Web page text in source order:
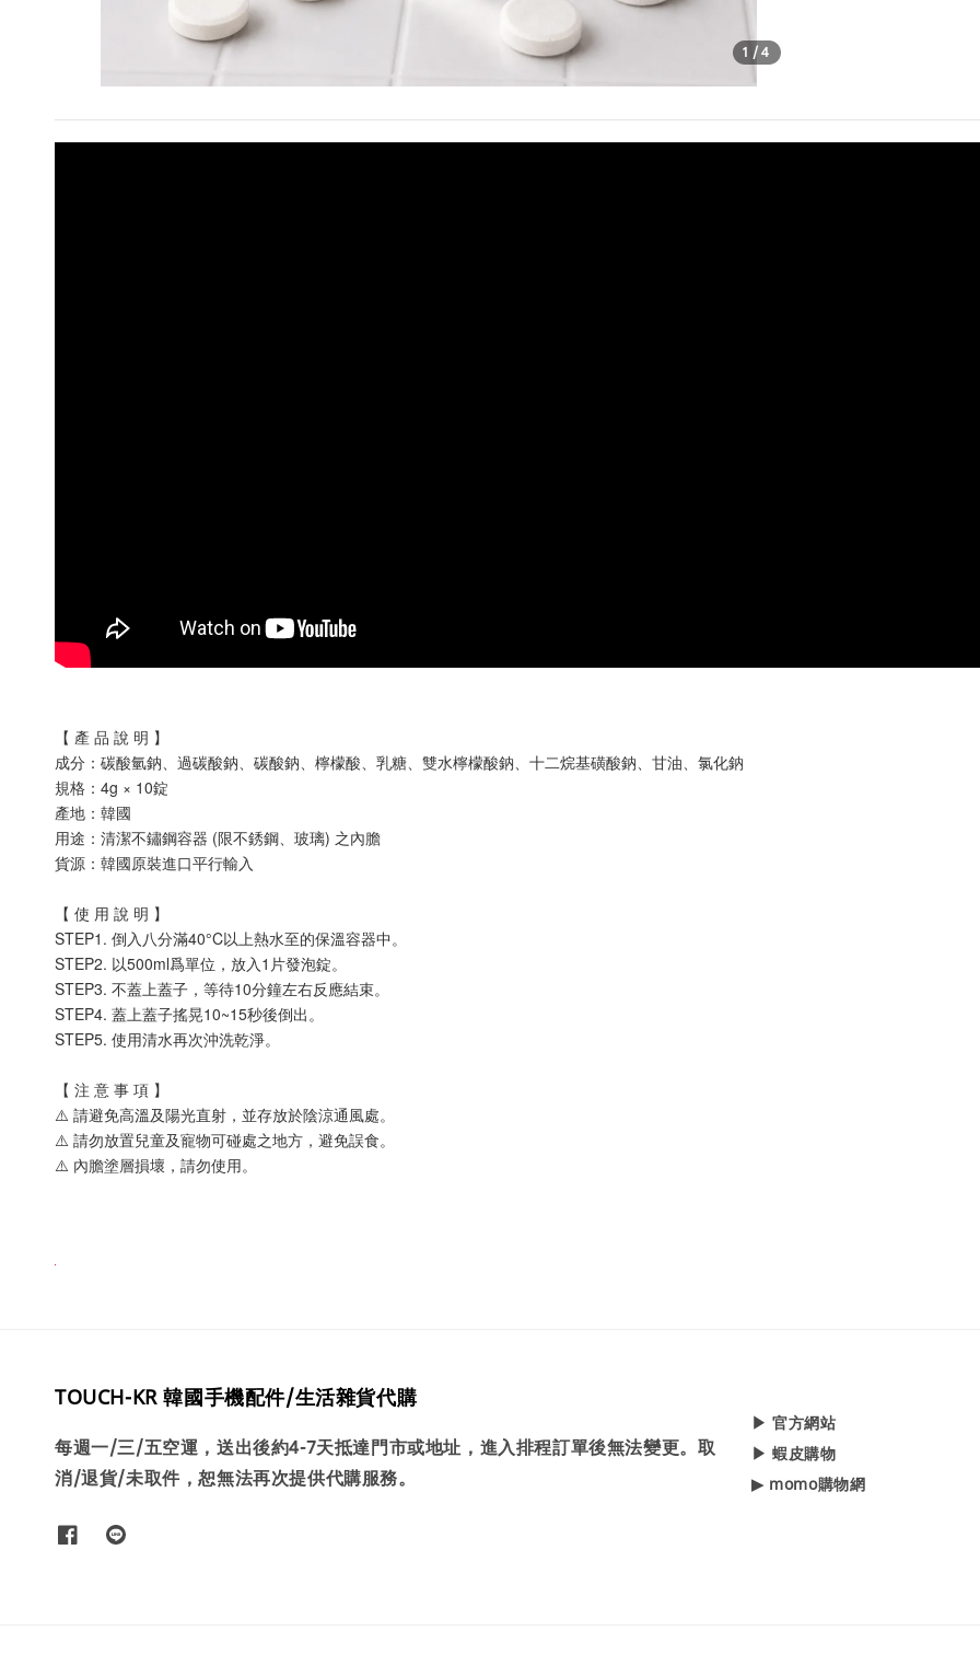
1 /4
【 產 品 說 明 】
成分：碳酸氫鈉、過碳酸鈉、碳酸鈉、檸檬酸、乳糖、雙水檸檬酸鈉、十二烷基磺酸鈉、甘油、氯化鈉
規格：4g × 10錠
產地：韓國
用途：清潔不鏽鋼容器 (限不銹鋼、玻璃) 之內膽
貨源：韓國原裝進口平行輸入
【 使 用 說 明 】
STEP1. 倒入八分滿40°C以上熱水至的保溫容器中。
STEP2. 以500ml爲單位，放入1片發泡錠。
STEP3. 不蓋上蓋子，等待10分鐘左右反應結束。
STEP4. 蓋上蓋子搖晃10~15秒後倒出。
STEP5. 使用清水再次沖洗乾淨。
【 注 意 事 項 】
⚠️ 請避免高溫及陽光直射，並存放於陰涼通風處。
⚠️ 請勿放置兒童及寵物可碰處之地方，避免誤食。
⚠️ 內膽塗層損壞，請勿使用。
TOUCH-KR 韓國手機配件/生活雜貨代購
每週一/三/五空運，送出後約4-7天抵達門市或地址，進入排程訂單後無法變更。取
消/退貨/未取件，恕無法再次提供代購服務。
▶ 官方網站
▶ 蝦皮購物
▶ momo購物網